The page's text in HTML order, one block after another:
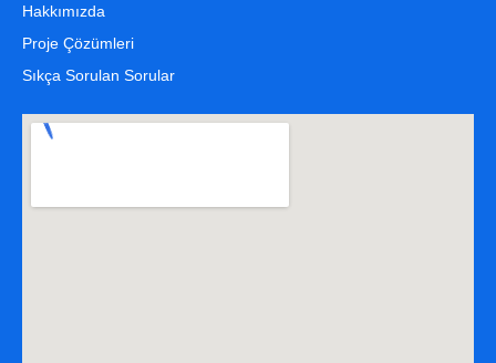
Hakkımızda
Proje Çözümleri
Sıkça Sorulan Sorular